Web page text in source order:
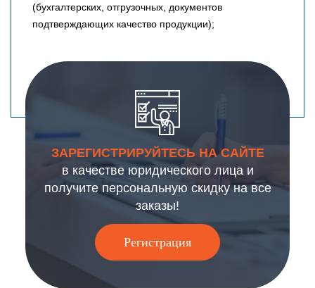
(бухгалтерских, отгрузочных, документов
подтверждающих качество продукции);
ЗАРЕГИСТРИРУЙТЕСЬ НА САЙТЕ
в качестве юридического лица и
получите персональную скидку на все
заказы!
Регистрация